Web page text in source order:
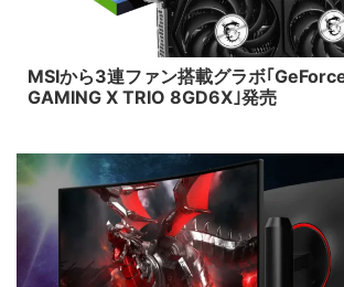
MSIから3連ファン搭載グラボ｢
GAMING X TRIO 8GD6X｣発売